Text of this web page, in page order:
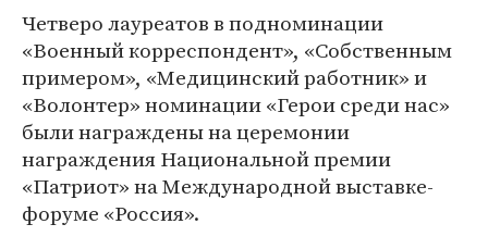
Четверо лауреатов в подноминации
«Военный корреспондент», «Собственным
примером», «Медицинский работник» и
«Волонтер» номинации «Герои среди нас»
были награждены на церемонии
награждения Национальной премии
«Патриот» на Международной выставке-
форуме «Россия».